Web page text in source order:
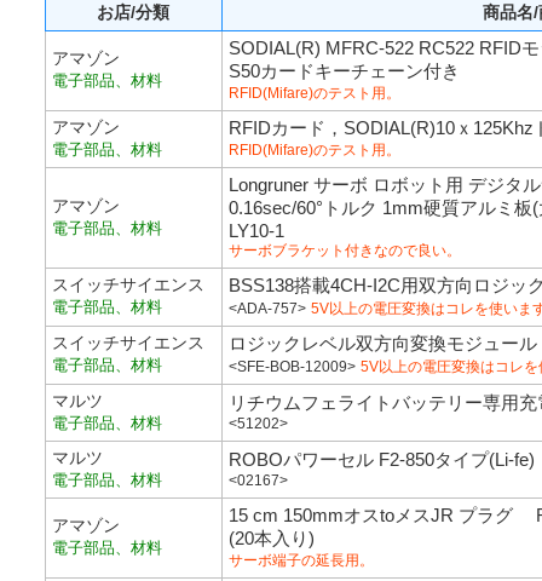
お店/分類 商品名
アマゾン
電子部品、材料
SODIAL(R) MFRC-522 RC522 RFID
S50カードキーチェーン付き
RFID(Mifare)のテスト用。
アマゾン
電子部品、材料
RFIDカード，SODIAL(R)10ｘ
RFID(Mifare)のテスト用。
アマゾン
電子部品、材料
Longruner サーボ ロボット用 デジタ
0.16sec/60°トルク 1mm硬質アルミ
LY10-1
サーボブラケット付きなので良い。
スイッチサイエンス
電子部品、材料
BSS138搭載4CH-I2C用双方向ロジッ
<ADA-757> 5V以上の電圧変換はコレを使いま
スイッチサイエンス
電子部品、材料
ロジックレベル双方向変換モジュール
<SFE-BOB-12009> 5V以上の電圧変換はコレを
マルツ
電子部品、材料
リチウムフェライトバッテリー専用
<51202>
マルツ
電子部品、材料
ROBOパワーセル F2-850タイプ(Li-fe)
<02167>
アマゾン
電子部品、材料
15 cm 150mmオスtoメスJR プラグ
(20本入り)
サーボ端子の延長用。